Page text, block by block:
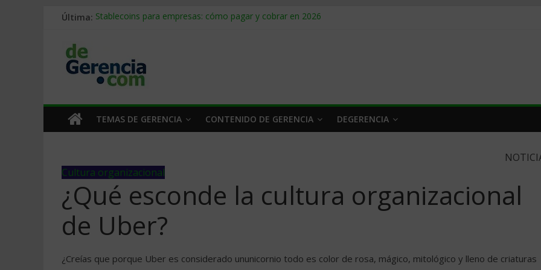
Última: Stablecoins para empresas: cómo pagar y cobrar en 2026
Trabajo forzoso en la cadena de suministro: qué hacer
Mercado hispano de EE. UU.: cómo segmentarlo y venderle
TEMAS DE GERENCIA CONTENIDO DE GERENCIA DEGERENCIA
Cultura organizacional
¿Qué esconde la cultura organizacional
de Uber?
¿Creías que porque Uber es considerado ununicornio todo es color de rosa, mágico, mitológico y lleno de criaturas